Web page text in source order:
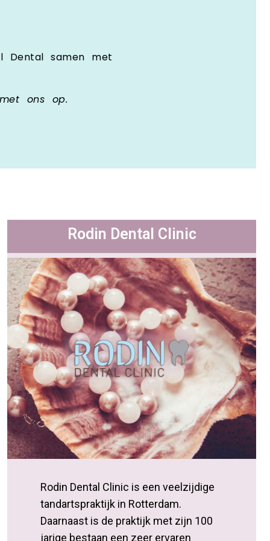
Dental samen met
ons op.
Rodin Dental Clinic
Rodin Dental Clinic is een veelzijdige
tandartspraktijk in Rotterdam.
Daarnaast is de praktijk met zijn 100
jarige bestaan een zeer ervaren